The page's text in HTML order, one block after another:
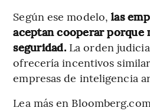
Según ese modelo,las
aceptan cooperar porque
seguridad. La orden
ofrecería incentivos
empresas de inteligencia
Lea más en